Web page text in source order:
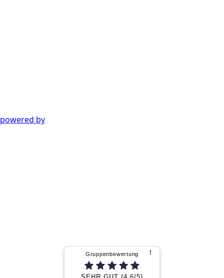
powered by